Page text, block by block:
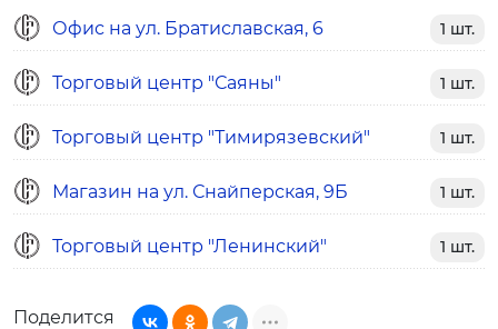
Офис на ул. Братиславская, 6 1 шт.
Торговый центр "Саяны" 1 шт.
Торговый центр "Тимирязевский" 1 шт.
Магазин на ул. Снайперская, 9Б 1 шт.
Торговый центр "Ленинский" 1 шт.
Поделится